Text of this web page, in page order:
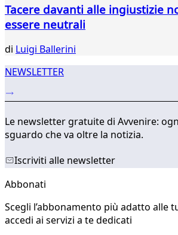
Tacere davanti alle ingiustizie
essere neutrali
di Luigi Ballerini
NEWSLETTER
Le newsletter gratuite di Avvenire:
sguardo che va oltre la notizia.
Iscriviti alle newsletter
Abbonati
Scegli l’abbonamento più adatto alle
accedi ai servizi a te dedicati